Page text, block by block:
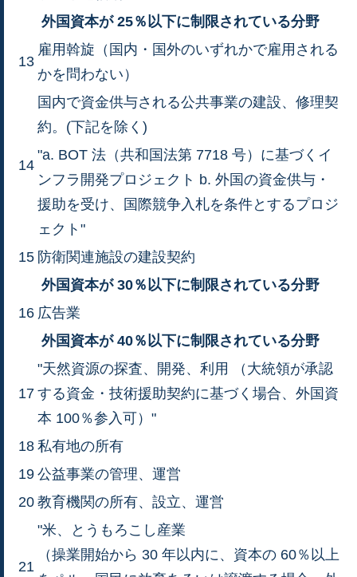
外国資本が 25％以下に制限されている分野
13
雇用斡旋（国内・国外のいずれかで雇用される
かを問わない）
14
国内で資金供与される公共事業の建設、修理契
約。(下記を除く)
"a. BOT 法（共和国法第 7718 号）に基づくイ
ンフラ開発プロジェクト b. 外国の資金供与・
援助を受け、国際競争入札を条件とするプロジ
ェクト"
15 防衛関連施設の建設契約
外国資本が 30％以下に制限されている分野
16 広告業
外国資本が 40％以下に制限されている分野
17
"天然資源の探査、開発、利用 （大統領が承認
する資金・技術援助契約に基づく場合、外国資
本 100％参入可）"
18 私有地の所有
19 公益事業の管理、運営
20 教育機関の所有、設立、運営
21
"米、とうもろこし産業
（操業開始から 30 年以内に、資本の 60％以上